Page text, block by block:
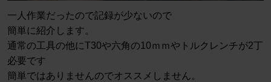
一人作業だったので記録が少ないので
簡単に紹介します。
通常の工具の他にT30や六角の10ｍｍやトルクレンチが2丁
必要です
簡単ではありませんのでオススメしません。